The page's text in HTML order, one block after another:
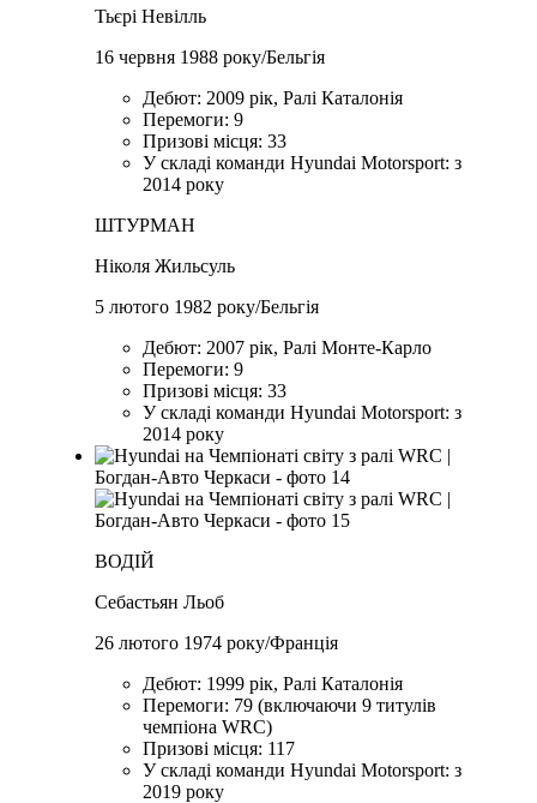
Тьєрі Невілль
16 червня 1988 року/Бельгія
Дебют: 2009 рік, Ралі Каталонія
Перемоги: 9
Призові місця: 33
У складі команди Hyundai Motorsport: з
2014 року
ШТУРМАН
Ніколя Жильсуль
5 лютого 1982 року/Бельгія
Дебют: 2007 рік, Ралі Монте-Карло
Перемоги: 9
Призові місця: 33
У складі команди Hyundai Motorsport: з
2014 року
ВОДІЙ
Себастьян Льоб
26 лютого 1974 року/Франція
Дебют: 1999 рік, Ралі Каталонія
Перемоги: 79 (включаючи 9 титулів
чемпіона WRC)
Призові місця: 117
У складі команди Hyundai Motorsport: з
2019 року